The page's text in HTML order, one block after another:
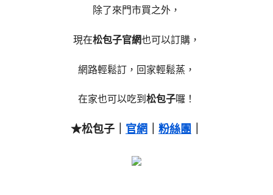
除了來門市買之外，
現在松包子官網也可以訂購，
網路輕鬆訂，回家輕鬆蒸，
在家也可以吃到 松包子囉！
★松包子｜ 官網 粉絲團